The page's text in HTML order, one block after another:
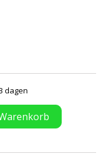
dagen